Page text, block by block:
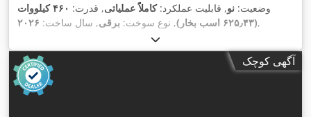
وضعیت: نو, قابلیت عملکرد:کاملاً عملیاتی, قدرت:
۴۶۰ کیلووات
(۶۲۵٫۴۳ اسب بخار)
, نوع سوخت: برقی, سال ساخت: ۲۰۲۶ ,
آگهی کوچک